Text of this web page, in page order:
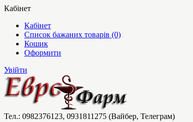
Кабінет
Кабінет
Список бажаних товарів (0)
Кошик
Оформити
Увійти
Тел.: 0982376123, 0931811275 (Вайбер, Телеграм)